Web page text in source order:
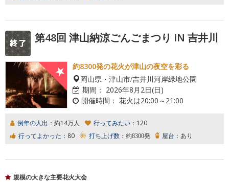
第48回 津山納涼ごんごまつり IN 吉井川
約8300発の花火が津山の夜空を彩る
岡山県・津山市/吉井川河岸緑地公園
期間： 2026年8月2日(日)
開催時間： 花火は20:00～21:00
例年の人出： 約14万人 行ってみたい： 120
行ってよかった： 80 打ち上げ数： 約8300発 屋台： あり
規模の大きな主要花火大会